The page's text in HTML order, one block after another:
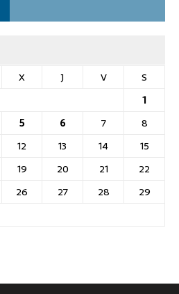
X J V
S
1
5 6 7
8
12 13 14
15
19 20 21
22
26 27 28
29